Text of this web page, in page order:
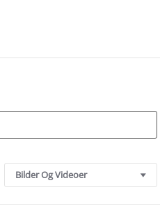
Bilder Og Videoer